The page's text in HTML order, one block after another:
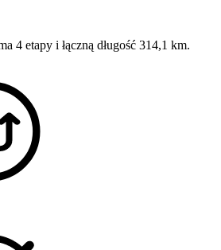
4 etapy i łączną długość 314,1 km.